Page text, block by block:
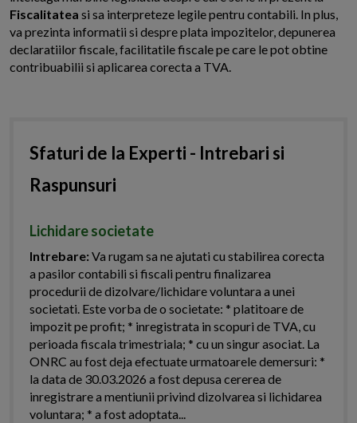
Fiscalitatea si sa interpreteze legile pentru contabili. In plus,
va prezinta informatii si despre plata impozitelor, depunerea
declaratiilor fiscale, facilitatile fiscale pe care le pot obtine
contribuabilii si aplicarea corecta a TVA.
Sfaturi de la Experti - Intrebari si
Raspunsuri
Lichidare societate
Intrebare:Va rugam sa ne ajutati cu stabilirea corecta
a pasilor contabili si fiscali pentru finalizarea
procedurii de dizolvare/lichidare voluntara a unei
societati. Este vorba de o societate: * platitoare de
impozit pe profit; * inregistrata in scopuri de TVA, cu
perioada fiscala trimestriala; * cu un singur asociat. La
ONRC au fost deja efectuate urmatoarele demersuri: *
la data de 30.03.2026 a fost depusa cererea de
inregistrare a mentiunii privind dizolvarea si lichidarea
voluntara; * a fost adoptata...